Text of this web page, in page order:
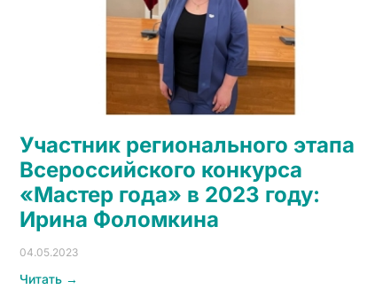
Участник регионального этапа
Всероссийского конкурса
«Мастер года» в 2023 году:
Ирина Фоломкина
04.05.2023
Читать →